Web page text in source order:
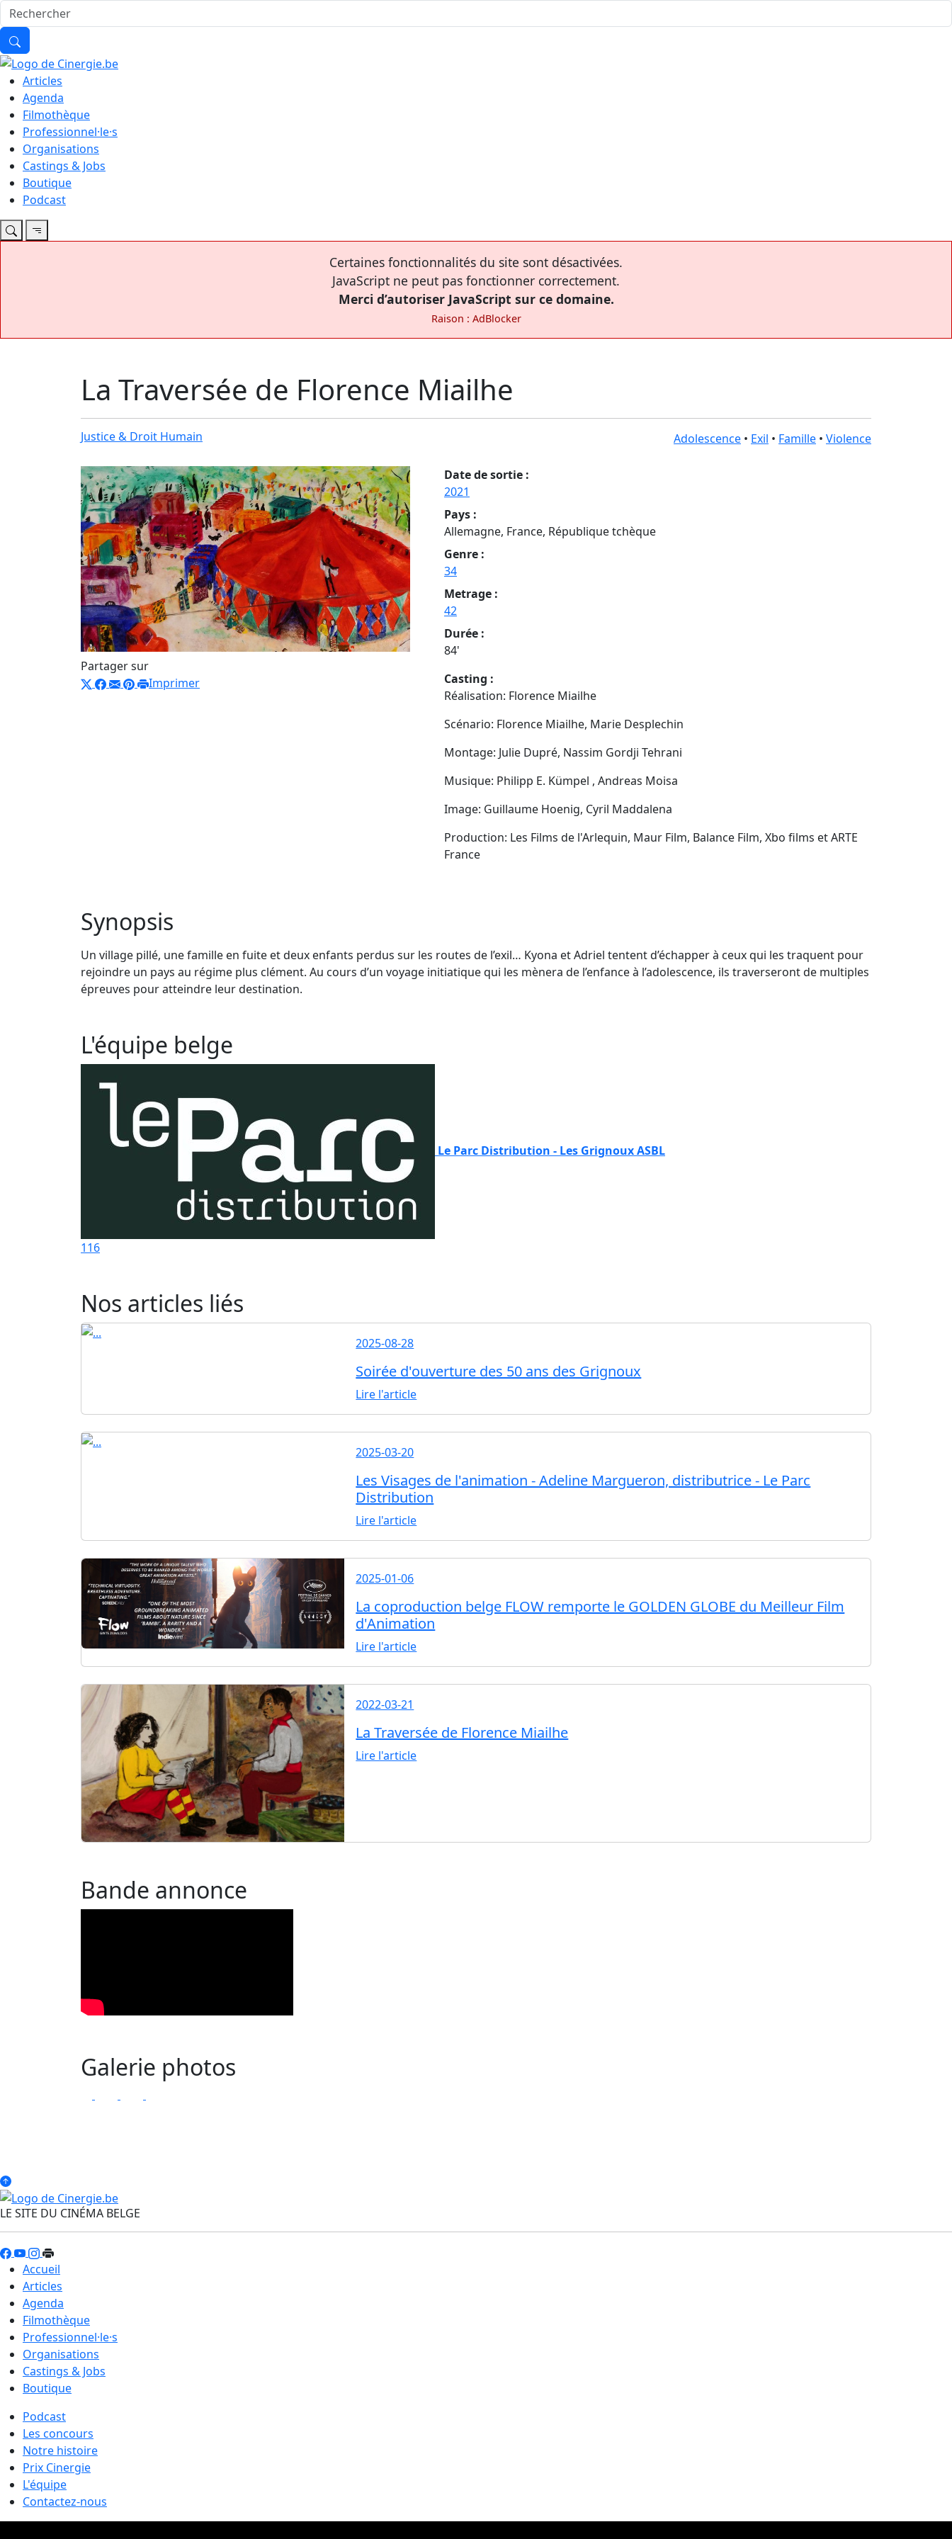
Articles
Agenda
Filmothèque
Professionnel·le·s
Organisations
Castings & Jobs
Boutique
Podcast
Certaines fonctionnalités du site sont désactivées.
JavaScript ne peut pas fonctionner correctement.
Merci d’autoriser JavaScript sur ce domaine.
Raison : AdBlocker
La Traversée de Florence Miailhe
Justice & Droit Humain Adolescence • Exil • Famille • Violence
Partager sur
Imprimer
Date de sortie :
2021
Pays :
Allemagne, France, République tchèque
Genre :
34
Metrage :
42
Durée :
84'
Casting :
Réalisation: Florence Miailhe
Scénario: Florence Miailhe, Marie Desplechin
Montage: Julie Dupré, Nassim Gordji Tehrani
Musique: Philipp E. Kümpel , Andreas Moisa
Image: Guillaume Hoenig, Cyril Maddalena
Production: Les Films de l'Arlequin, Maur Film, Balance Film, Xbo films et ARTE
France
Synopsis
Un village pillé, une famille en fuite et deux enfants perdus sur les routes de l’exil… Kyona et Adriel tentent d’échapper à ceux qui les traquent pour
rejoindre un pays au régime plus clément. Au cours d’un voyage initiatique qui les mènera de l’enfance à l’adolescence, ils traverseront de multiples
épreuves pour atteindre leur destination.
L'équipe belge
Le Parc Distribution - Les Grignoux ASBL
116
Nos articles liés
2025-08-28
Soirée d'ouverture des 50 ans des Grignoux
Lire l'article
2025-03-20
Les Visages de l'animation - Adeline Margueron, distributrice - Le Parc
Distribution
Lire l'article
2025-01-06
La coproduction belge FLOW remporte le GOLDEN GLOBE du Meilleur Film
d'Animation
Lire l'article
2022-03-21
La Traversée de Florence Miailhe
Lire l'article
Bande annonce
Galerie photos
LE SITE DU CINÉMA BELGE
Accueil
Articles
Agenda
Filmothèque
Professionnel·le·s
Organisations
Castings & Jobs
Boutique
Podcast
Les concours
Notre histoire
Prix Cinergie
L'équipe
Contactez-nous